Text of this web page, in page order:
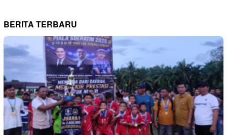
BERITA TERBARU